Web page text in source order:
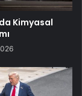
Kimyasal